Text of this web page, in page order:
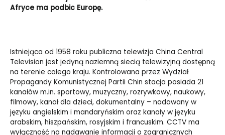
Afryce ma podbic Europę.
Istniejąca od 1958 roku publiczna telewizja China Central
Television jest jedyną naziemną siecią telewizyjną dostępną
na terenie całego kraju. Kontrolowana przez Wydział
Propagandy Komunistycznej Partii Chin stacja posiada 21
kanałów m.in. sportowy, muzyczny, rozrywkowy, naukowy,
filmowy, kanał dla dzieci, dokumentalny – nadawany w
języku angielskim i mandaryńskim oraz kanały w języku
arabskim, hiszpańskim, rosyjskim i francuskim. CCTV ma
wyłączność na nadawanie informacji o zagranicznych